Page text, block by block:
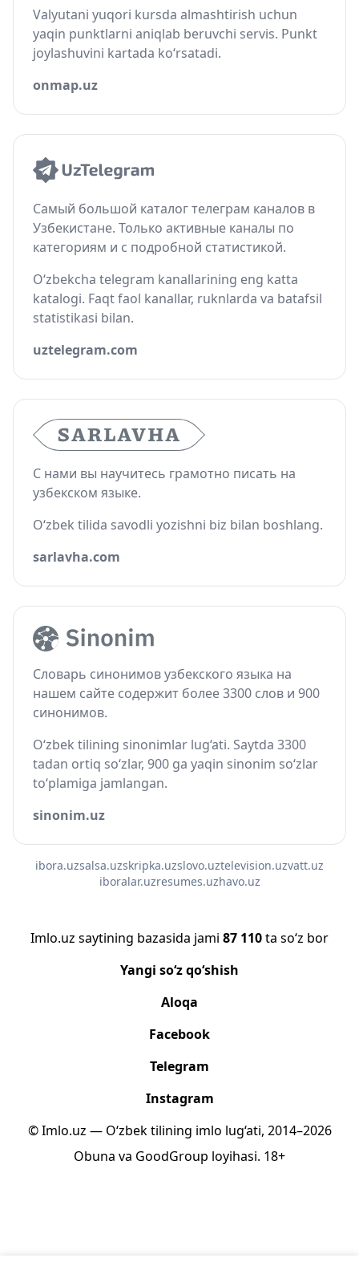
Valyutani yuqori kursda almashtirish uchun
yaqin punktlarni aniqlab beruvchi servis. Punkt
joylashuvini kartada ko‘rsatadi.
onmap.uz
Самый большой каталог телеграм каналов в
Узбекистане. Только активные каналы по
категориям и с подробной статистикой.
O‘zbekcha telegram kanallarining eng katta
katalogi. Faqt faol kanallar, ruknlarda va batafsil
statistikasi bilan.
uztelegram.com
С нами вы научитесь грамотно писать на
узбекском языке.
O‘zbek tilida savodli yozishni biz bilan boshlang.
sarlavha.com
Словарь синонимов узбекского языка на
нашем сайте содержит более 3300 слов и 900
синонимов.
O‘zbek tilining sinonimlar lug‘ati. Saytda 3300
tadan ortiq so‘zlar, 900 ga yaqin sinonim so‘zlar
to‘plamiga jamlangan.
sinonim.uz
ibora.uzsalsa.uzskripka.uzslovo.uztelevision.uzvatt.uz
iboralar.uzresumes.uzhavo.uz
Imlo.uz saytining bazasida jami 87 110ta so‘z bor
Yangi so‘z qo‘shish
Aloqa
Facebook
Telegram
Instagram
© Imlo.uz — O‘zbek tilining imlo lug‘ati, 2014–2026
Obuna va GoodGroup loyihasi. 18+